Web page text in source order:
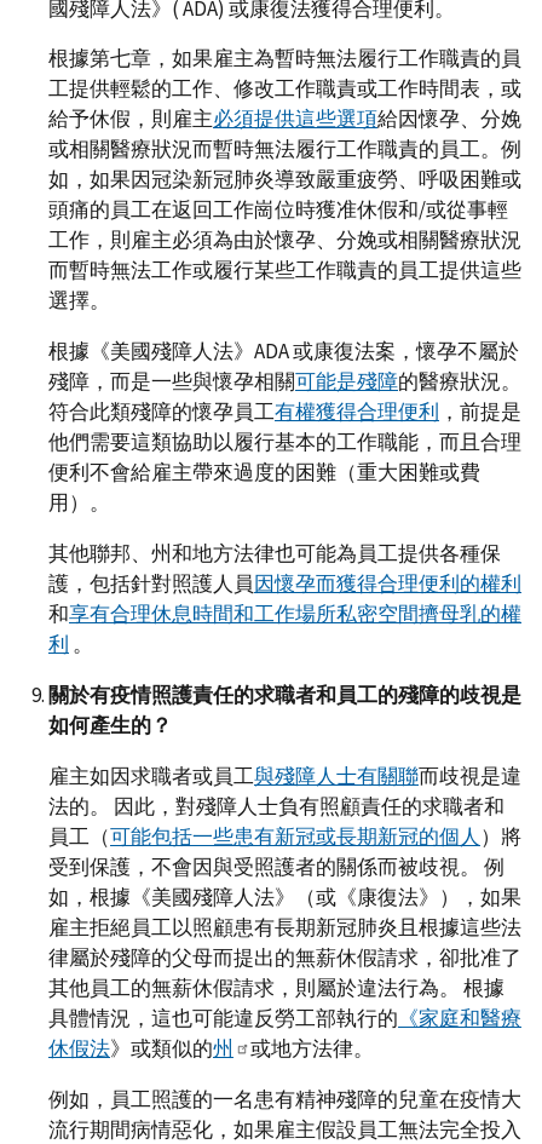
國殘障人法》( ADA) 或康復法獲得合理便利。
根據第七章，如果雇主為暫時無法履行工作職責的員
工提供輕鬆的工作、修改工作職責或工作時間表，或
給予休假，則雇主必須提供這些選項給因懷孕、分娩
或相關醫療狀況而暫時無法履行工作職責的員工。例
如，如果因冠染新冠肺炎導致嚴重疲勞、呼吸困難或
頭痛的員工在返回工作崗位時獲准休假和/或從事輕
工作，則雇主必須為由於懷孕、分娩或相關醫療狀況
而暫時無法工作或履行某些工作職責的員工提供這些
選擇。
根據《美國殘障人法》ADA 或康復法案，懷孕不屬於
殘障，而是一些與懷孕相關可能是殘障的醫療狀況。
符合此類殘障的懷孕員工有權獲得合理便利 ，前提是
他們需要這類協助以履行基本的工作職能，而且合理
便利不會給雇主帶來過度的困難（重大困難或費
用）。
其他聯邦、州和地方法律也可能為員工提供各種保
護，包括針對照護人員因懷孕而獲得合理便利的權利
和享有合理休息時間和工作場所私密空間擠母乳的權
利 。
關於有疫情照護責任的求職者和員工的殘障的歧視是
如何產生的？
雇主如因求職者或員工與殘障人士有關聯而歧視是違
法的。 因此，對殘障人士負有照顧責任的求職者和
員工（可能包括一些患有新冠或長期新冠的個人 ）將
受到保護，不會因與受照護者的關係而被歧視。 例
如，根據《美國殘障人法》（或《康復法》），如果
雇主拒絕員工以照顧患有長期新冠肺炎且根據這些法
律屬於殘障的父母而提出的無薪休假請求，卻批准了
其他員工的無薪休假請求，則屬於違法行為。 根據
具體情況，這也可能違反勞工部執行的 《家庭和醫療
休假法》或類似的州
或地方法律。
例如，員工照護的一名患有精神殘障的兒童在疫情大
流行期間病情惡化，如果雇主假設員工無法完全投入